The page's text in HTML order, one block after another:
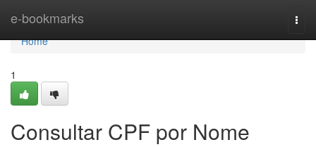
e-bookmarks
Home
Home
1
Consultar CPF por Nome